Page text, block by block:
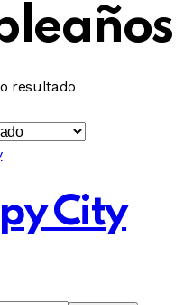
resultado
City